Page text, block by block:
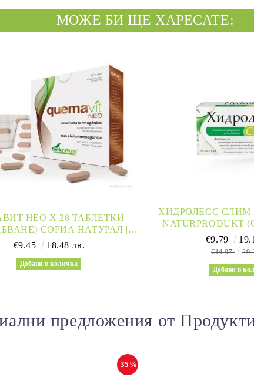
МОЖЕ БИ ЩЕ ХАРЕСАТЕ:
НЕО Х 28 ТАБЛЕТКИ
СОРИА НАТУРАЛ |
QUEMAVIT NEO
€9.45 18.48 лв.
ХИДРОЛЕСС СЛИМ
ДРЕНИРАНЕ,
€9.79
€14.97
предложения от
-35%